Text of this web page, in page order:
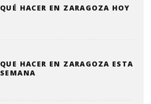
QUÉ HACER EN ZARAGOZA HOY
QUE HACER EN ZARAGOZA ESTA
SEMANA